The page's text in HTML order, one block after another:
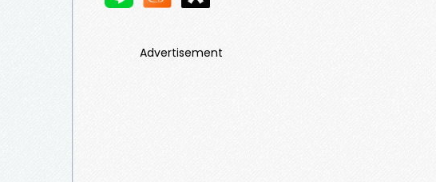
Advertisement